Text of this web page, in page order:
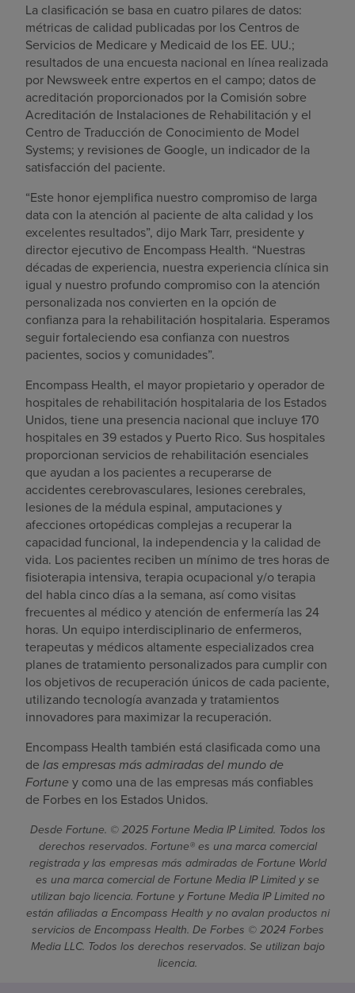
La clasificación se basa en cuatro pilares de datos:
métricas de calidad publicadas por los Centros de
Servicios de Medicare y Medicaid de los EE. UU.;
resultados de una encuesta nacional en línea realizada
por Newsweek entre expertos en el campo; datos de
acreditación proporcionados por la Comisión sobre
Acreditación de Instalaciones de Rehabilitación y el
Centro de Traducción de Conocimiento de Model
Systems; y revisiones de Google, un indicador de la
satisfacción del paciente.
“Este honor ejemplifica nuestro compromiso de larga
data con la atención al paciente de alta calidad y los
excelentes resultados”, dijo Mark Tarr, presidente y
director ejecutivo de Encompass Health. “Nuestras
décadas de experiencia, nuestra experiencia clínica sin
igual y nuestro profundo compromiso con la atención
personalizada nos convierten en la opción de
confianza para la rehabilitación hospitalaria. Esperamos
seguir fortaleciendo esa confianza con nuestros
pacientes, socios y comunidades”.
Encompass Health, el mayor propietario y operador de
hospitales de rehabilitación hospitalaria de los Estados
Unidos, tiene una presencia nacional que incluye 170
hospitales en 39 estados y Puerto Rico. Sus hospitales
proporcionan servicios de rehabilitación esenciales
que ayudan a los pacientes a recuperarse de
accidentes cerebrovasculares, lesiones cerebrales,
lesiones de la médula espinal, amputaciones y
afecciones ortopédicas complejas a recuperar la
capacidad funcional, la independencia y la calidad de
vida. Los pacientes reciben un mínimo de tres horas de
fisioterapia intensiva, terapia ocupacional y/o terapia
del habla cinco días a la semana, así como visitas
frecuentes al médico y atención de enfermería las 24
horas. Un equipo interdisciplinario de enfermeros,
terapeutas y médicos altamente especializados crea
planes de tratamiento personalizados para cumplir con
los objetivos de recuperación únicos de cada paciente,
utilizando tecnología avanzada y tratamientos
innovadores para maximizar la recuperación.
Encompass Health también está clasificada como una
de las empresas más admiradas del mundo de
Fortune y como una de las empresas más confiables
de Forbes en los Estados Unidos.
Desde Fortune. © 2025 Fortune Media IP Limited. Todos los
derechos reservados. Fortune® es una marca comercial
registrada y las empresas más admiradas de Fortune World
es una marca comercial de Fortune Media IP Limited y se
utilizan bajo licencia. Fortune y Fortune Media IP Limited no
están afiliadas a Encompass Health y no avalan productos ni
servicios de Encompass Health. De Forbes © 2024 Forbes
Media LLC. Todos los derechos reservados. Se utilizan bajo
licencia.